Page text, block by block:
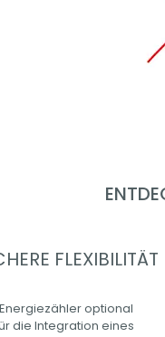
FLEXIBILITÄT
optional
die Integration eines